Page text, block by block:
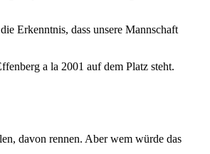
Erkenntnis, dass unsere Mannschaft
a la 2001 auf dem Platz steht.
davon rennen. Aber wem würde das